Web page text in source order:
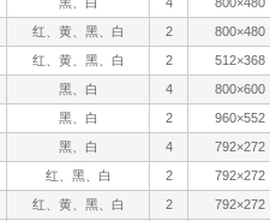
红、黄、黑、白 2
800×480
红、黄、黑、白 2
512×368
黑、白 4
800×600
黑、白 2
960×552
黑、白 4
792×272
红、黑、白 2
792×272
红、黄、黑、白 2
792×272